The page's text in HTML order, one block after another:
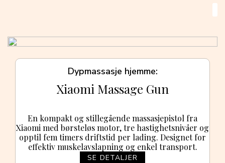
Dypmassasje hjemme
Xiaomi Massage Gun
En kompakt og stillegående massasjepistol fra
Xiaomi med børsteløs motor, tre hastighetsnivåer og
opptil fem timers driftstid per lading. Designet for
effektiv muskelavslapning og enkel transport.
SE DETALJER